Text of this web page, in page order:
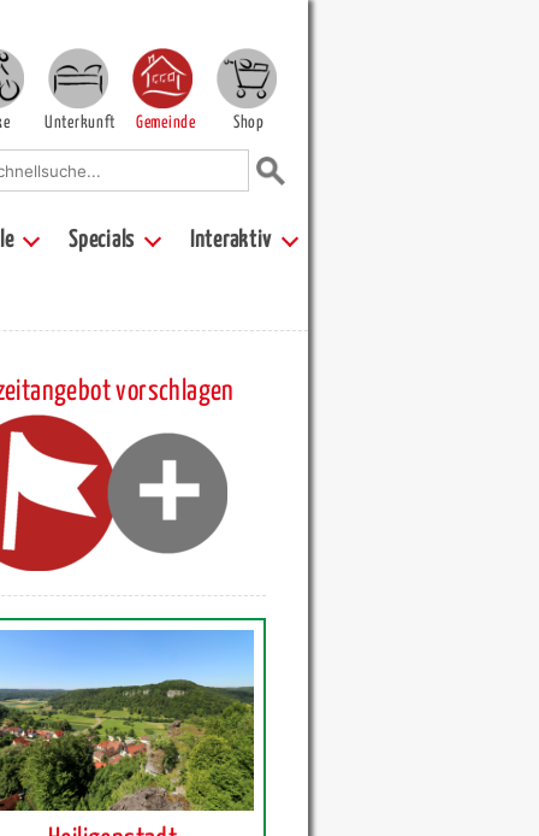
Unterkunft Gemeinde Shop
Specials Interaktiv
vorschlagen